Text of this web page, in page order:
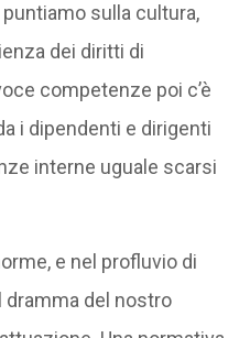
sulla cultura,
dei diritti di
competenze poi c’è
i dipendenti e dirigenti
interne uguale scarsi
e nel profluvio di
del nostro